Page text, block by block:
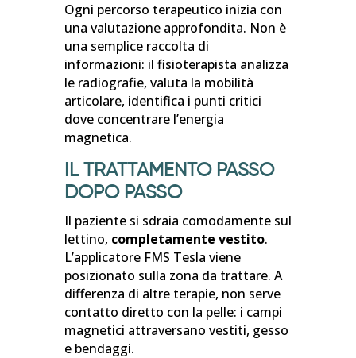
Ogni percorso terapeutico inizia con
una valutazione approfondita. Non è
una semplice raccolta di
informazioni: il fisioterapista analizza
le radiografie, valuta la mobilità
articolare, identifica i punti critici
dove concentrare l’energia
magnetica.
IL TRATTAMENTO PASSO
DOPO PASSO
Il paziente si sdraia comodamente sul
lettino, completamente vestito.
L’applicatore FMS Tesla viene
posizionato sulla zona da trattare. A
differenza di altre terapie, non serve
contatto diretto con la pelle: i campi
magnetici attraversano vestiti, gesso
e bendaggi.